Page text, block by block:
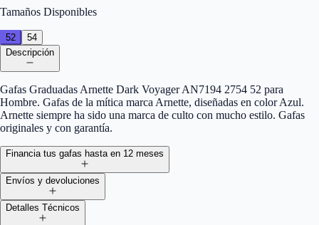
Tamaños Disponibles
52
54
Descripción
Gafas Graduadas Arnette Dark Voyager AN7194 2754 52 para
Hombre. Gafas de la mítica marca Arnette, diseñadas en color Azul.
Arnette siempre ha sido una marca de culto con mucho estilo. Gafas
originales y con garantía.
Financia tus gafas hasta en 12 meses
Envíos y devoluciones
Detalles Técnicos